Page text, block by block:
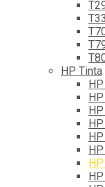
T33
HP Tinta